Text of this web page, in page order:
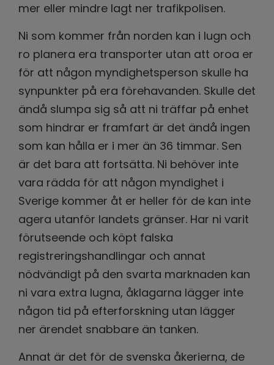
mer eller mindre lagt ner trafikpolisen.
Ni som kommer från norden kan i lugn och
ro planera era transporter utan att oroa er
för att någon myndighetsperson skulle ha
synpunkter på era förehavanden. Skulle det
ändå slumpa sig så att ni träffar på enhet
som hindrar er framfart är det ändå ingen
som kan hålla er i mer än 36 timmar. Sen
är det bara att fortsätta. Ni behöver inte
vara rädda för att någon myndighet i
Sverige kommer åt er heller för de kan inte
agera utanför landets gränser. Har ni varit
förutseende och köpt falska
registreringshandlingar och annat
nödvändigt på den svarta marknaden kan
ni vara extra lugna, åklagarna lägger inte
någon tid på efterforskning utan lägger
ner ärendet snabbare än tanken.
Annat är det för de svenska åkerierna, de